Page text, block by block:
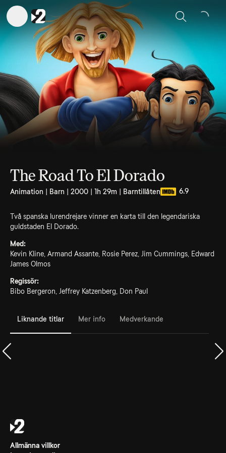
Sök
The Road To El Dorado
Animation | Barn | 2000 | 1h 29m | Barntillåten 6.9
Två spanska lurendrejare vinner en karta till den legendariska
guldstaden El Dorado.
Med:
Kevin Kline, Armand Assante, Rosie Perez, Jim Cummings, Edward
James Olmos
Regissör:
Bibo Bergeron, Jeffrey Katzenberg, Don Paul
Liknande titlar Mer info Medverkande
Allmänna villkor